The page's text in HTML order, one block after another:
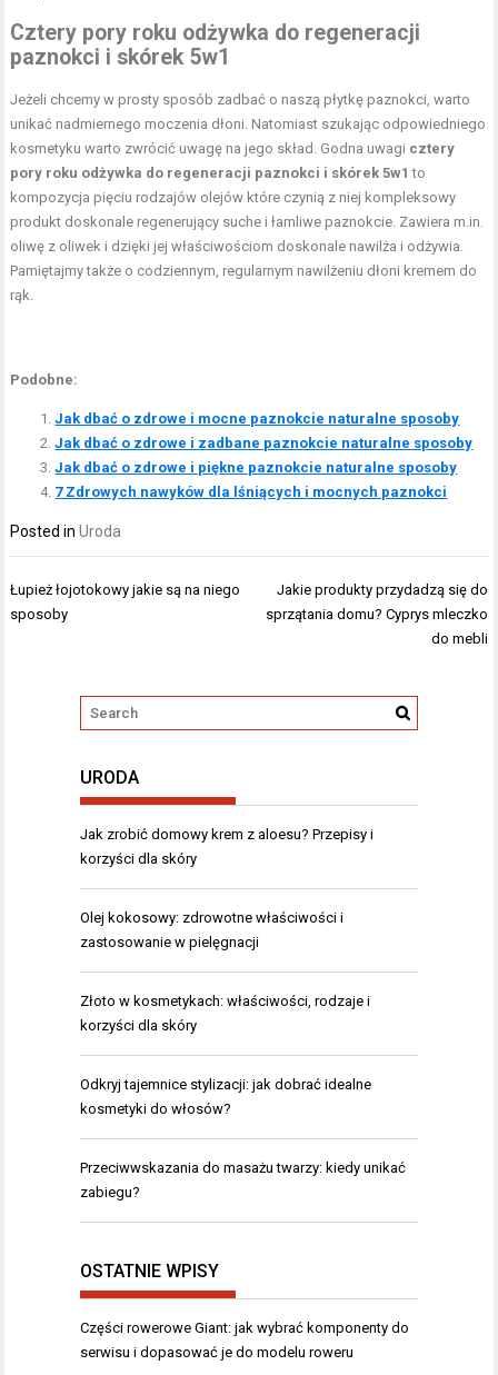
Cztery pory roku odżywka do regeneracji
paznokci i skórek 5w1
Jeżeli chcemy w prosty sposób zadbać o naszą płytkę paznokci, warto
unikać nadmiernego moczenia dłoni. Natomiast szukając odpowiedniego
kosmetyku warto zwrócić uwagę na jego skład. Godna uwagi cztery
pory roku odżywka do regeneracji paznokci i skórek 5w1 to
kompozycja pięciu rodzajów olejów które czynią z niej kompleksowy
produkt doskonale regenerujący suche i łamliwe paznokcie. Zawiera m.in.
oliwę z oliwek i dzięki jej właściwościom doskonale nawilża i odżywia.
Pamiętajmy także o codziennym, regularnym nawilżeniu dłoni kremem do
rąk.
Podobne:
Jak dbać o zdrowe i mocne paznokcie naturalne sposoby
Jak dbać o zdrowe i zadbane paznokcie naturalne sposoby
Jak dbać o zdrowe i piękne paznokcie naturalne sposoby
7 Zdrowych nawyków dla lśniących i mocnych paznokci
Posted inUroda
Nawigacja
wpisu
Łupież łojotokowy jakie są na niego
sposoby
Jakie produkty przydadzą się do
sprzątania domu? Cyprys mleczko
do mebli
URODA
Jak zrobić domowy krem z aloesu? Przepisy i
korzyści dla skóry
Olej kokosowy: zdrowotne właściwości i
zastosowanie w pielęgnacji
Złoto w kosmetykach: właściwości, rodzaje i
korzyści dla skóry
Odkryj tajemnice stylizacji: jak dobrać idealne
kosmetyki do włosów?
Przeciwwskazania do masażu twarzy: kiedy unikać
zabiegu?
OSTATNIE WPISY
Części rowerowe Giant: jak wybrać komponenty do
serwisu i dopasować je do modelu roweru